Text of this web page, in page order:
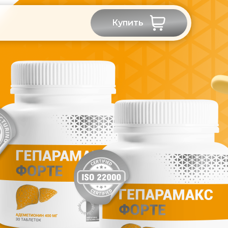
Купить